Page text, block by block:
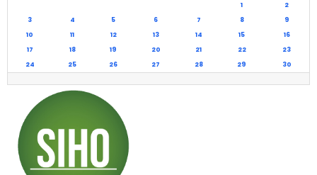
1
2
3
4 5 6 7 8
9
10
11 12 13 14 15
16
17
18 19 20 21 22
23
24
25 26 27 28 29 30